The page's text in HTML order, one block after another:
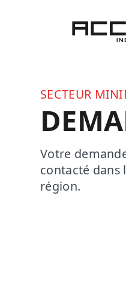
Accès Industriel
SECTEUR
Votre
contacté dans
région.